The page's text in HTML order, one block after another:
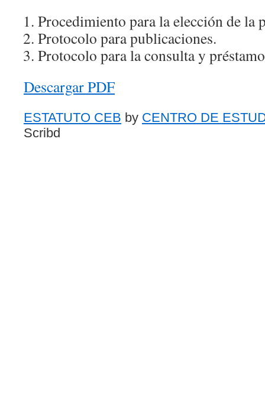
Procedimiento para la elección de la
Protocolo para publicaciones.
Protocolo para la consulta y
Descargar PDF
ESTATUTO CEB by CENTRO DE
Scribd